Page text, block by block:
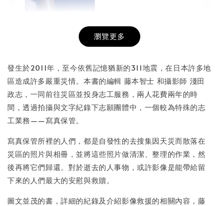
NT$ 50
NT$ 100
- +
加入購物車
瀏覽更多
發生於2011年，至今依舊記憶猶新的311地震，在日本許多地
區造成許多嚴重災情。本書的編輯 藤本智士 和攝影師 淺田
政志，一同前往災區並投身志工服務，兩人花費兩年的時
間，透過拍攝與文字紀錄下志願團體中，一個較為特殊的志
工業務——寫真保管。
寫真保管所裡的人們，都是自發性的去搜集因天災而散落在
災區的照片與相冊，並將這些照片做清潔、整理的作業，然
後再將它們歸還。對於逝去的人事物，或許影像是能帶給留
下來的人們最大的安慰與救贖。
圖文並茂的書，詳細的紀錄及介紹影像救援的相關內容，藤